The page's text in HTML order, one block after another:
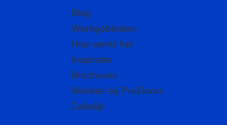
Blog
Werkgebieden
Hoe werkt het
Inspiratie
Brochures
Werken bij ProDoors
Zakelijk